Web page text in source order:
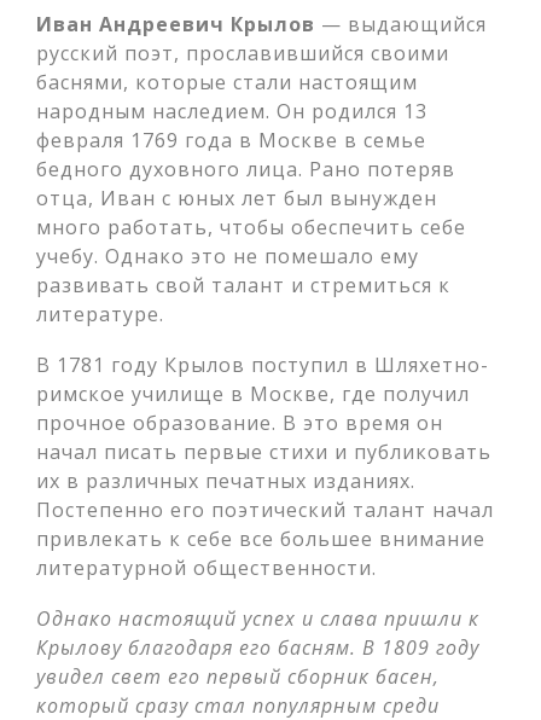
Иван Андреевич Крылов — выдающийся
русский поэт, прославившийся своими
баснями, которые стали настоящим
народным наследием. Он родился 13
февраля 1769 года в Москве в семье
бедного духовного лица. Рано потеряв
отца, Иван с юных лет был вынужден
много работать, чтобы обеспечить себе
учебу. Однако это не помешало ему
развивать свой талант и стремиться к
литературе.
В 1781 году Крылов поступил в Шляхетно-
римское училище в Москве, где получил
прочное образование. В это время он
начал писать первые стихи и публиковать
их в различных печатных изданиях.
Постепенно его поэтический талант начал
привлекать к себе все большее внимание
литературной общественности.
Однако настоящий успех и слава пришли к
Крылову благодаря его басням. В 1809 году
увидел свет его первый сборник басен,
который сразу стал популярным среди